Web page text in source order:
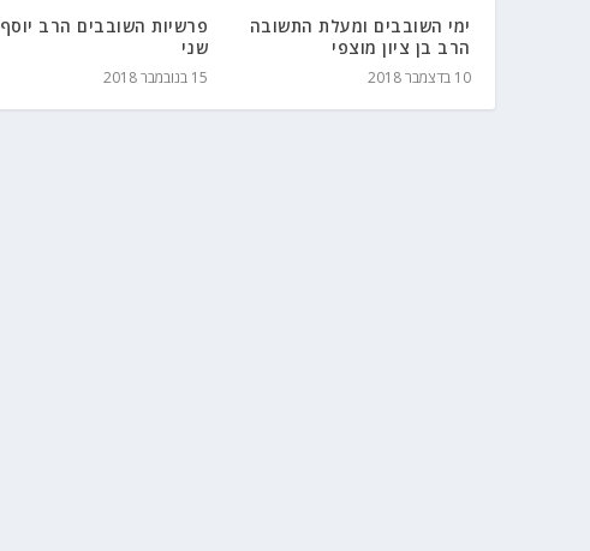
ימי השובבים ומעלת התשובה
הרב בן ציון מוצפי
10 בדצמבר 2018
פרשיות השובבים הרב יוסף
שני
15 בנובמבר 2018